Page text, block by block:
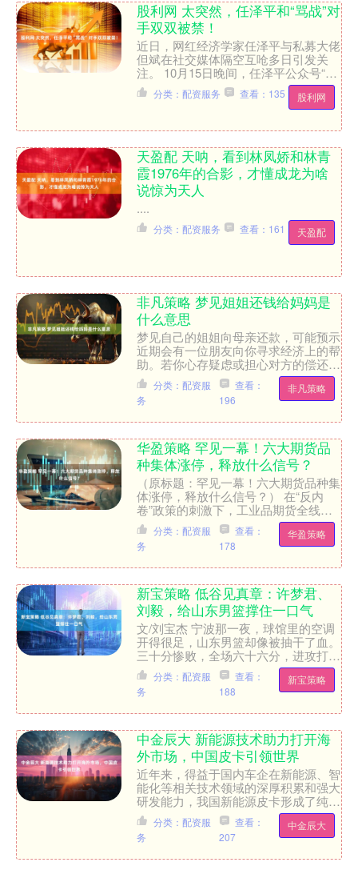
股利网 太突然，任泽平和“骂战”对
手双双被禁！
近日，网红经济学家任泽平与私募大佬
但斌在社交媒体隔空互呛多日引发关
注。 10月15日晚间，任泽平公众号“泽
平宏观”因违规无法关注，视频号同样
显示“此账号已被禁止....
股利网
分类：配资服务 查看：135
天盈配 天呐，看到林凤娇和林青
霞1976年的合影，才懂成龙为啥
说惊为天人
....
天盈配
分类：配资服务 查看：161
非凡策略 梦见姐姐还钱给妈妈是
什么意思
梦见自己的姐姐向母亲还款，可能预示
近期会有一位朋友向你寻求经济上的帮
助。若你心存疑虑或担心对方的偿还能
力，直接而礼貌地回绝或许是个不错的
选择，避免因追问细节而导....非凡策略
分类：配资服
务
查看：
196
华盈策略 罕见一幕！六大期货品
种集体涨停，释放什么信号？
（原标题：罕见一幕！六大期货品种集
体涨停，释放什么信号？） 在“反内
卷”政策的刺激下，工业品期货全线大
涨！ 7月22日，商品期货午后大爆发，
焦煤、焦炭、多晶硅、....
华盈策略
分类：配资服
务
查看：
178
新宝策略 低谷见真章：许梦君、
刘毅，给山东男篮撑住一口气
文/刘宝杰 宁波那一夜，球馆里的空调
开得很足，山东男篮却像被抽干了血。
三十分惨败，全场六十六分，进攻打得
像便秘，防守散得像沙子。球迷骂完
街，媒体写完稿，连更衣....
新宝策略
分类：配资服
务
查看：
188
中金辰大 新能源技术助力打开海
外市场，中国皮卡引领世界
近年来，得益于国内车企在新能源、智
能化等相关技术领域的深厚积累和强大
研发能力，我国新能源皮卡形成了纯
电、混动、增程等多种技术路线并存的
局面，出口海外的新能源皮卡....中金辰大
分类：配资服
务
查看：
207